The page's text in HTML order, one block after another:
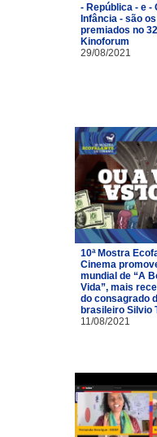
- República - e -
Infância - são
premiados no
Kinoforum
29/08/2021
10ª Mostra
Cinema
mundial de “A
Vida”, mais
do consagrado
brasileiro Silvio
11/08/2021